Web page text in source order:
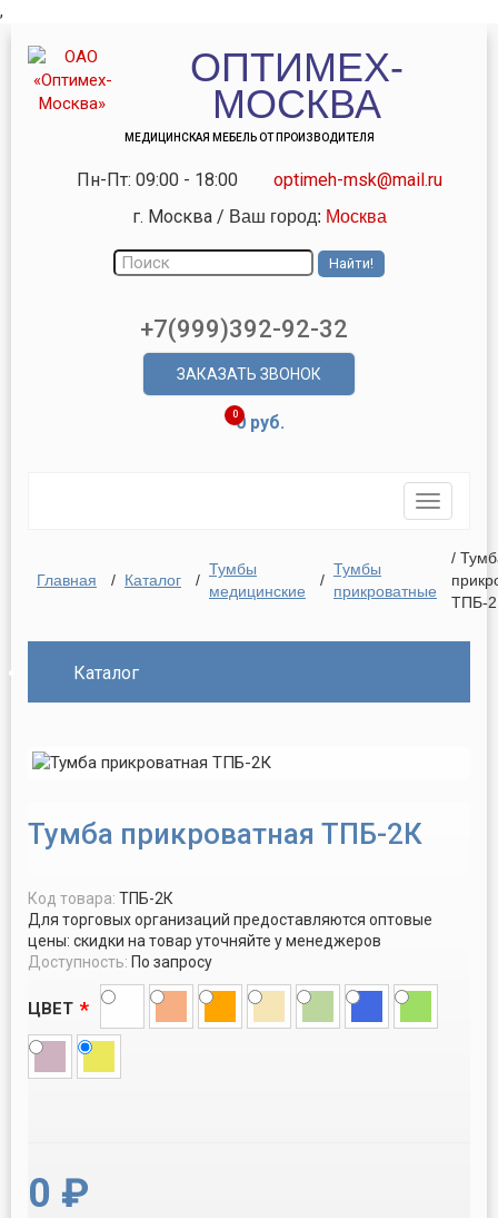
,
ОПТИМЕХ-
МОСКВА
МЕДИЦИНСКАЯ МЕБЕЛЬ ОТ ПРОИЗВОДИТЕЛЯ
Пн-Пт: 09:00 - 18:00
optimeh-msk@mail.ru
г. Москва/ Ваш город: Москва
+7(999)392-92-32
ЗАКАЗАТЬ ЗВОНОК
00 руб.
Toggle
Главная / Каталог /
Тумбы
медицинские
/
Тумбы
прикроватные
/
ТПБ-
Каталог
Тумба прикроватная ТПБ-2К
Код товара: ТПБ-2К
Для торговых организаций предоставляются оптовые
цены: скидки на товар уточняйте у менеджеров
Доступность: По запросу
ЦВЕТ *
0 ₽